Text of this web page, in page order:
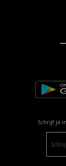
Schrijf je